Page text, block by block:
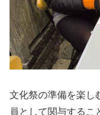
文化祭の準備を楽し
員として関与するこ